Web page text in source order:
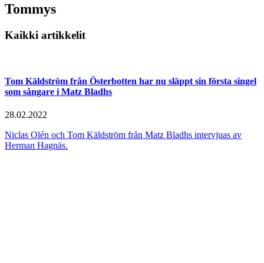
Tommys
Kaikki artikkelit
Tom Käldström från Österbotten har nu släppt sin första singel
som sångare i Matz Bladhs
28.02.2022
Niclas Olén och Tom Käldström från Matz Bladhs intervjuas av
Herman Hagnäs.